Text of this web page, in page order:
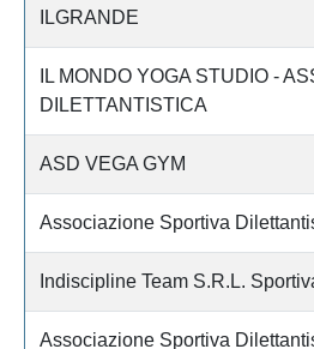
ILGRANDE
IL MONDO YOGA STUDIO -
DILETTANTISTICA
ASD VEGA GYM
Associazione Sportiva
Indiscipline Team S.R.L.
Associazione Sportiva